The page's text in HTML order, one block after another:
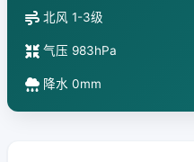
北风 1-3级
气压 983hPa
降水 0mm